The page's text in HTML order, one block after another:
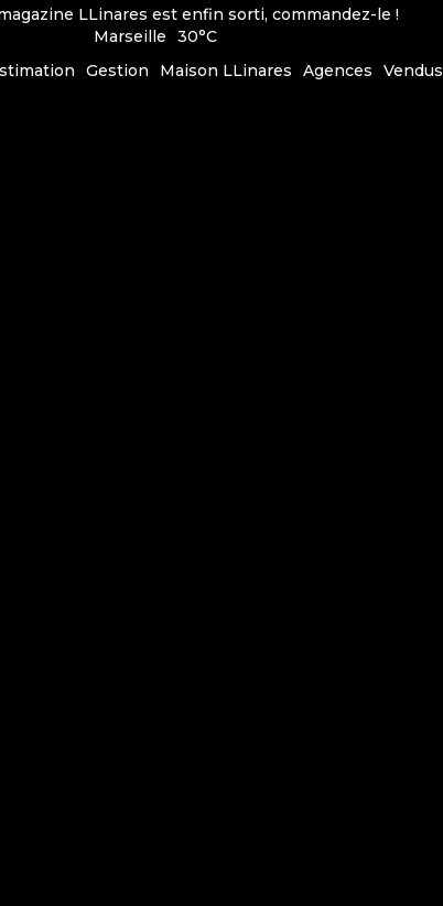
LLinares est enfin sorti, commandez-le !
Marseille
30°C
Gestion Maison LLinares Agences Vendus